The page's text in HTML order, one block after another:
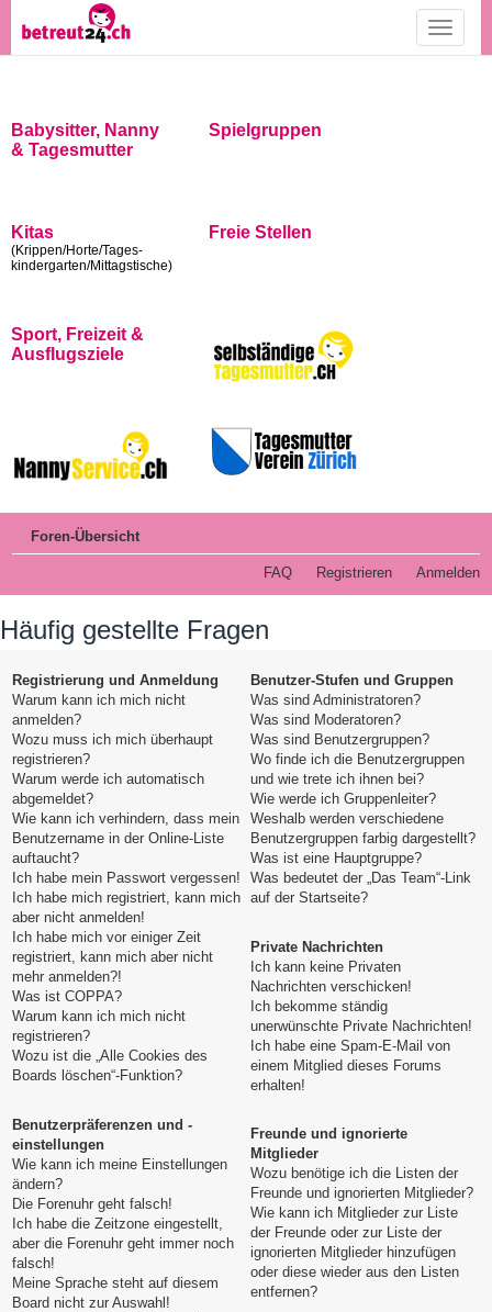
Toggle
Babysitter, Nanny
& Tagesmutter
Spielgruppen
Kitas
(Krippen/Horte/Tages-
kindergarten/Mittagstische)
Freie Stellen
Sport, Freizeit &
Ausflugsziele
Foren-Übersicht
FAQ Registrieren Anmelden
Häufig gestellte Fragen
Registrierung und Anmeldung
Warum kann ich mich nicht
anmelden?
Wozu muss ich mich überhaupt
registrieren?
Warum werde ich automatisch
abgemeldet?
Wie kann ich verhindern, dass mein
Benutzername in der Online-Liste
auftaucht?
Ich habe mein Passwort vergessen!
Ich habe mich registriert, kann mich
aber nicht anmelden!
Ich habe mich vor einiger Zeit
registriert, kann mich aber nicht
mehr anmelden?!
Was ist COPPA?
Warum kann ich mich nicht
registrieren?
Wozu ist die „Alle Cookies des
Boards löschen“-Funktion?
Benutzerpräferenzen und -
einstellungen
Wie kann ich meine Einstellungen
ändern?
Die Forenuhr geht falsch!
Ich habe die Zeitzone eingestellt,
aber die Forenuhr geht immer noch
falsch!
Meine Sprache steht auf diesem
Board nicht zur Auswahl!
Benutzer-Stufen und Gruppen
Was sind Administratoren?
Was sind Moderatoren?
Was sind Benutzergruppen?
Wo finde ich die Benutzergruppen
und wie trete ich ihnen bei?
Wie werde ich Gruppenleiter?
Weshalb werden verschiedene
Benutzergruppen farbig dargestellt?
Was ist eine Hauptgruppe?
Was bedeutet der „Das Team“-Link
auf der Startseite?
Private Nachrichten
Ich kann keine Privaten
Nachrichten verschicken!
Ich bekomme ständig
unerwünschte Private Nachrichten!
Ich habe eine Spam-E-Mail von
einem Mitglied dieses Forums
erhalten!
Freunde und ignorierte
Mitglieder
Wozu benötige ich die Listen der
Freunde und ignorierten Mitglieder?
Wie kann ich Mitglieder zur Liste
der Freunde oder zur Liste der
ignorierten Mitglieder hinzufügen
oder diese wieder aus den Listen
entfernen?